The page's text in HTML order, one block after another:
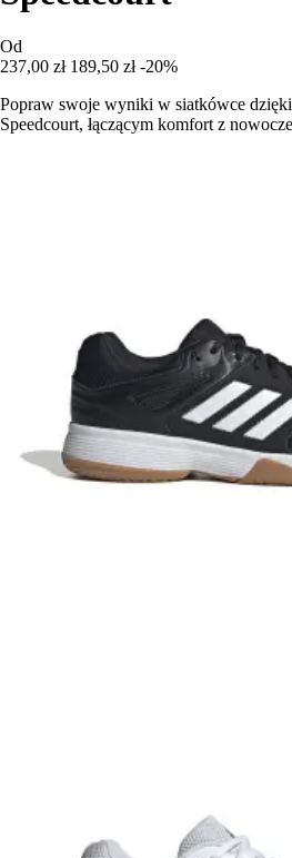
Od
237,00 zł 189,50 zł -20%
Popraw swoje wyniki w siatkówce
Speedcourt, łączącym komfort z